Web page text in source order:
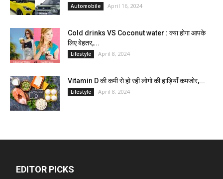
Automobile April 16, 2024
Cold drinks VS Coconut water : क्या होगा आपके
लिए बेहतर,...
Lifestyle April 8, 2024
Vitamin D की कमी से हो रही लोगो की हाड़ियाँ कमजोर,...
Lifestyle April 8, 2024
EDITOR PICKS